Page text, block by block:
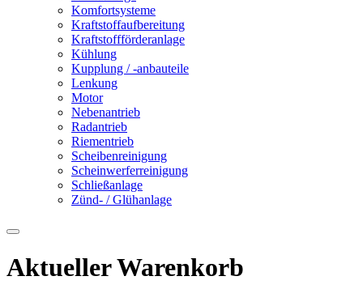
Komfortsysteme
Kraftstoffaufbereitung
Kraftstoffförderanlage
Kühlung
Kupplung / -anbauteile
Lenkung
Motor
Nebenantrieb
Radantrieb
Riementrieb
Scheibenreinigung
Scheinwerferreinigung
Schließanlage
Zünd- / Glühanlage
Aktueller Warenkorb